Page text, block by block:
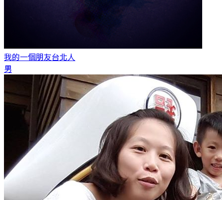
我的一個朋友台北人
男